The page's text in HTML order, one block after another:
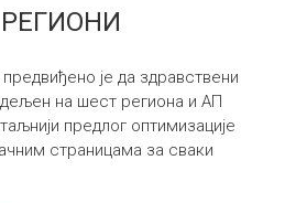
је да здравствени
на шест региона и АП
предлог оптимизације
страницама за сваки